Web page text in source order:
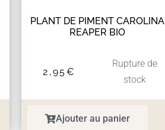
PLANT DE PIMENT CAROLINA
REAPER BIO
2,95€
Rupture de
stock
Ajouter au panier